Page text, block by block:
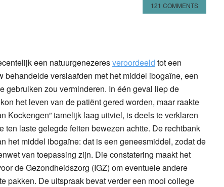
121 COMMENTS
een natuurgenezeresveroordeeld tot een
behandelde verslaafden met het middel ibogaïne, een
gebruiken zou verminderen. In één geval liep de
het leven van de patiënt gered worden, maar raakte
Kockengen” tamelijk laag uitviel, is deels te verklaren
ten laste gelegde feiten bewezen achtte. De rechtbank
het middel ibogaïne: dat is een geneesmiddel, zodat de
van toepassing zijn. Die constatering maakt het
de Gezondheidszorg (IGZ) om eventuele andere
pakken. De uitspraak bevat verder een mooi college